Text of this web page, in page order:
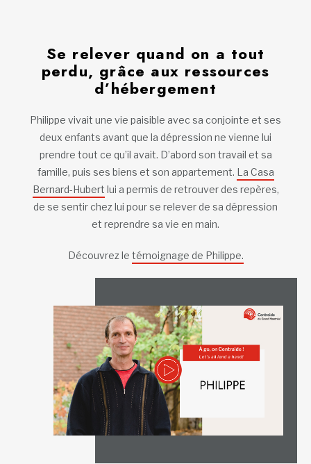
Se relever quand on a tout
perdu, grâce aux ressources
d’hébergement
Philippe vivait une vie paisible avec sa conjointe et ses
deux enfants avant que la dépression ne vienne lui
prendre tout ce qu’il avait. D’abord son travail et sa
famille, puis ses biens et son appartement. La Casa
Bernard-Hubert lui a permis de retrouver des repères,
de se sentir chez lui pour se relever de sa dépression
et reprendre sa vie en main.
Découvrez le témoignage de Philippe.